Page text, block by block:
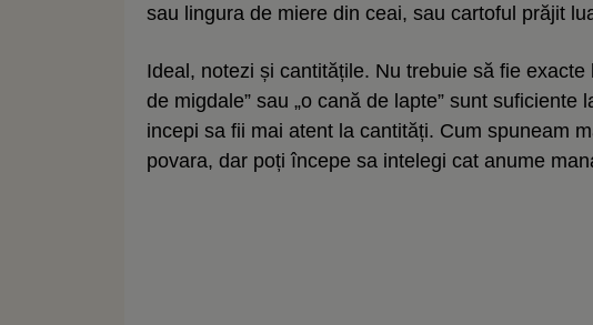
sau lingura de miere din ceai, sau cartoful prăjit
Ideal, notezi și cantitățile. Nu trebuie să fie exacte
de migdale” sau „o cană de lapte” sunt
incepi sa fii mai atent la cantități. Cum spuneam
povara, dar poți începe sa intelegi cat anume